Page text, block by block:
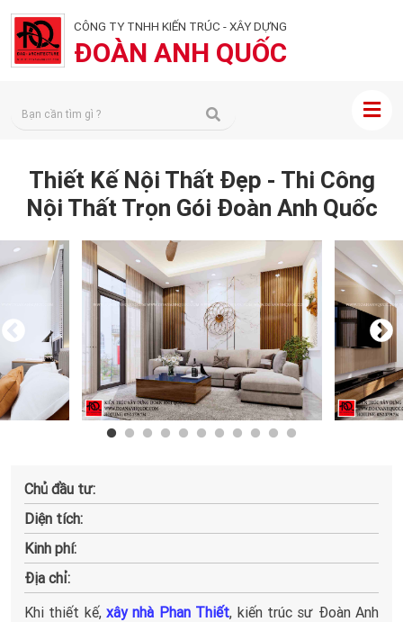
CÔNG TY TNHH KIẾN TRÚC - XÂY DỰNG
ĐOÀN ANH QUỐC
Thiết Kế Nội Thất Đẹp - Thi Công
Nội Thất Trọn Gói Đoàn Anh Quốc
Chủ đầu tư:
Diện tích:
Kinh phí:
Địa chỉ:
Khi thiết kế,xây nhà Phan Thiết, kiến trúc sư Đoàn Anh